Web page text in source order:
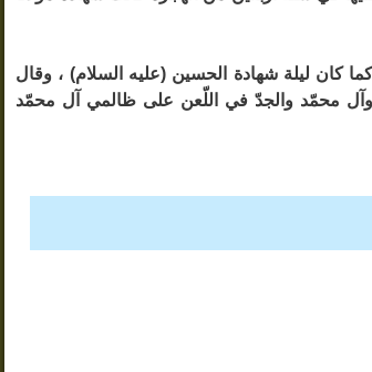
كان ليلة شهادة الحسين (عليه السلام) ، وقال
وآل محمّد والجدّ في اللّعن على ظالمي آل محمّد